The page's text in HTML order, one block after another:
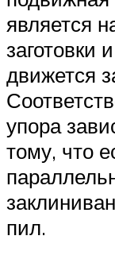
является
заготовки
движется
упора
тому, что
пил.